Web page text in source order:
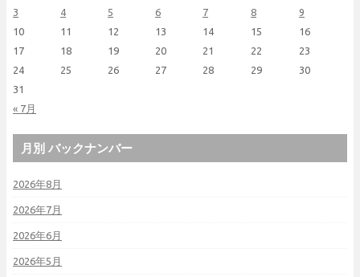
« 7月
3
4 5 6 7 8
9
10
11 12 13 14 15
16
17
18 19 20 21 22
23
24
25 26 27 28 29
30
31
月別 バックナンバー
2026年8月
2026年7月
2026年6月
2026年5月